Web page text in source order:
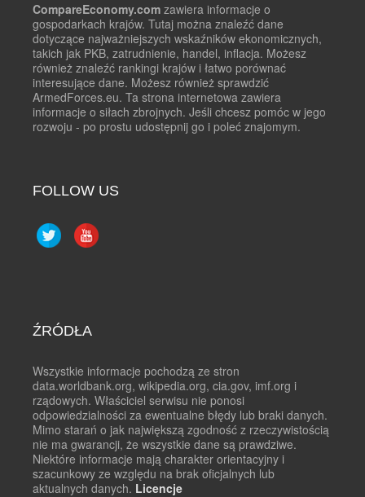
CompareEconomy.com zawiera informacje o
gospodarkach krajów. Tutaj można znaleźć dane
dotyczące najważniejszych wskaźników ekonomicznych,
takich jak PKB, zatrudnienie, handel, inflacja. Możesz
również znaleźć rankingi krajów i łatwo porównać
interesujące dane. Możesz również sprawdzić
ArmedForces.eu. Ta strona internetowa zawiera
informacje o siłach zbrojnych. Jeśli chcesz pomóc w jego
rozwoju - po prostu udostępnij go i poleć znajomym.
FOLLOW US
ŹRÓDŁA
Wszystkie informacje pochodzą ze stron
data.worldbank.org, wikipedia.org, cia.gov, imf.org i
rządowych. Właściciel serwisu nie ponosi
odpowiedzialności za ewentualne błędy lub braki danych.
Mimo starań o jak największą zgodność z rzeczywistością
nie ma gwarancji, że wszystkie dane są prawdziwe.
Niektóre informacje mają charakter orientacyjny i
szacunkowy ze względu na brak oficjalnych lub
aktualnych danych. Licencje